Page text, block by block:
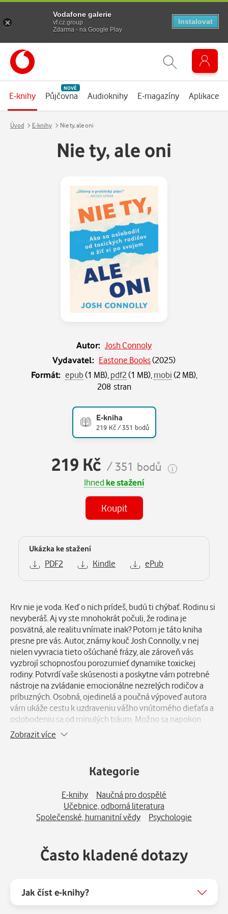
E-knihy Půjčovna
NOVÉ
Audioknihy E-magazíny Aplikace
Úvod E-knihy Nie ty, ale oni
Nie ty, ale oni
Autor: Josh Connoly
Vydavatel: Eastone Books(2025)
Formát: epub(1 MB),pdf2(1 MB),mobi(2 MB),
208 stran
E-kniha
219 Kč / 351 bodů
219 Kč / 351 bodů
Ihned ke stažení
Koupit
Ukázka ke stažení
PDF2 Kindle ePub
Popis
Krv nie je voda. Keď o nich prídeš, budú ti chýbať. Rodinu si
nevyberáš. Aj vy ste mnohokrát počuli, že rodina je
posvätná, ale realitu vnímate inak? Potom je táto kniha
presne pre vás. Autor, známy kouč Josh Connolly, v nej
nielen vyvracia tieto ošúchané frázy, ale zároveň vás
vyzbrojí schopnosťou porozumieť dynamike toxickej
rodiny. Potvrdí vaše skúsenosti a poskytne vám potrebné
nástroje na zvládanie emocionálne nezrelých rodičov a
príbuzných. Osobná, ojedinelá a poučná výpoveď autora
vám ukáže cestu k uzdraveniu vášho vnútorného dieťaťa a
oslobodeniu sa od minulých tráum. Možno sa napokon
rozhodnete, že so svojimi toxickými príbuznými nebudete
vôbec v kontakte, alebo si stanovíte nové hranice, či
kniha vám pomôže odlepiť sa z miesta a vylízať sa z
Zobrazit více
Kategorie
E-knihy
Naučná pro dospělé
Učebnice, odborná literatura
Společenské, humanitní vědy
Psychologie
Často kladené dotazy
Jak číst e-knihy?
Vodafone galerie
vf.cz.group
Zdarma - na Google Play
Instalovat